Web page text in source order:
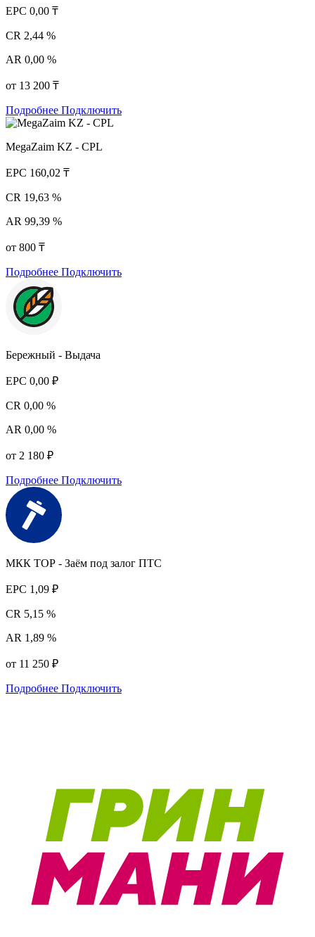
EPC 0,00 ₸
CR 2,44 %
AR 0,00 %
от 13 200 ₸
Подробнее Подключить
MegaZaim KZ - CPL
EPC 160,02 ₸
CR 19,63 %
AR 99,39 %
от 800 ₸
Подробнее Подключить
Бережный - Выдача
EPC 0,00 ₽
CR 0,00 %
AR 0,00 %
от 2 180 ₽
Подробнее Подключить
МКК ТОР - Заём под залог ПТС
EPC 1,09 ₽
CR 5,15 %
AR 1,89 %
от 11 250 ₽
Подробнее Подключить